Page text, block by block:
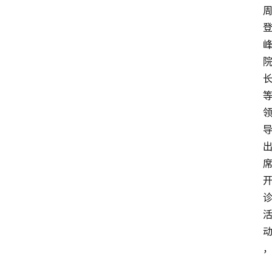
周
登
峰
院
长
等
领
导
出
席
开
诊
活
动
，